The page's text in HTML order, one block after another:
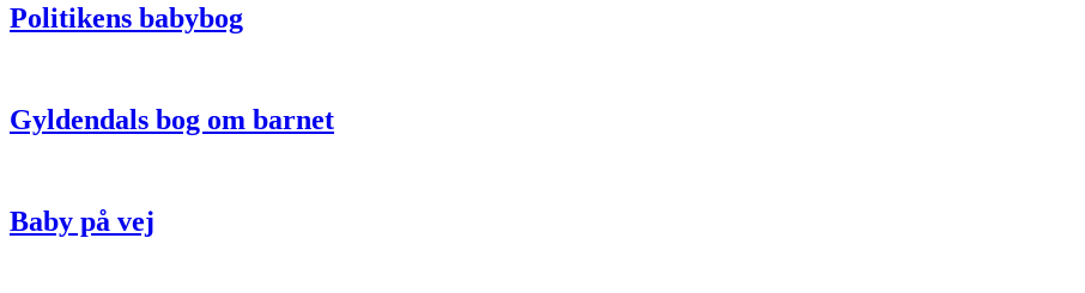
Politikens babybog
Gyldendals bog om barnet
Baby på vej